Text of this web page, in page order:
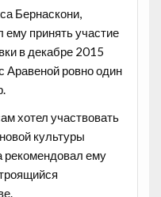
Бернаскони,
принять участие
в декабре 2015
Аравеной ровно один
хотел участвовать
культуры
рекомендовал ему